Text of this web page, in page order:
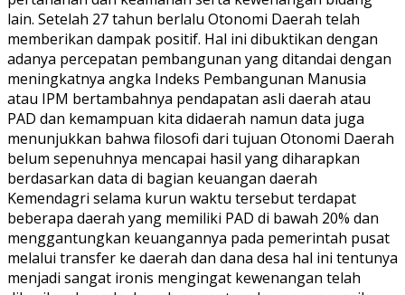
lain. Setelah 27 tahun berlalu Otonomi Daerah telah
memberikan dampak positif. Hal ini dibuktikan dengan
adanya percepatan pembangunan yang ditandai dengan
meningkatnya angka Indeks Pembangunan Manusia
atau IPM bertambahnya pendapatan asli daerah atau
PAD dan kemampuan kita didaerah namun data juga
menunjukkan bahwa filosofi dari tujuan Otonomi Daerah
belum sepenuhnya mencapai hasil yang diharapkan
berdasarkan data di bagian keuangan daerah
Kemendagri selama kurun waktu tersebut terdapat
beberapa daerah yang memiliki PAD di bawah 20% dan
menggantungkan keuangannya pada pemerintah pusat
melalui transfer ke daerah dan dana desa hal ini tentunya
menjadi sangat ironis mengingat kewenangan telah